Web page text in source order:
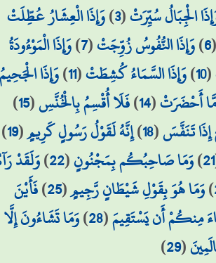
الْجِبَالُ سُيِّرَتْ(
3
)وَإِذَا الْعِشَارُ عُطِّلَتْ
6
)وَإِذَا النُّفُوسُ زُوِّجَتْ(
7
)وَإِذَا الْمَوْءُودَةُ
(
10
)وَإِذَا السَّمَاءُ كُشِطَتْ(
11
)وَإِذَا الْجَحِيمُ
أَحْضَرَتْ(
14
)فَلَا أُقْسِمُ بِالْخُنَّسِ(
15
)
تَنَفَّسَ(
18
)إِنَّهُ لَقَوْلُ رَسُولٍ كَرِيمٍ(
19
)
21
)وَمَا صَاحِبُكُم بِمَجْنُونٍ(
22
)وَلَقَدْ
)وَمَا هُوَ بِقَوْلِ شَيْطَانٍ رَّجِيمٍ(
25
)فَأَيْنَ
مِنكُمْ أَن يَسْتَقِيمَ(
28
)وَمَا تَشَاءُونَ إِلَّا
(
29
)